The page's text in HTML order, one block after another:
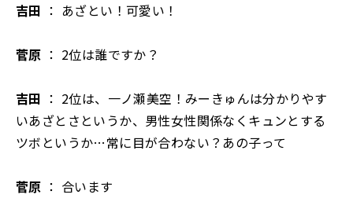
吉田 ： あざとい！可愛い！
菅原 ： 2位は誰ですか？
吉田 ： 2位は、一ノ瀬美空！みーきゅんは分かりやす
いあざとさというか、男性女性関係なくキュンとする
ツボというか…常に目が合わない？あの子って
菅原 ： 合います